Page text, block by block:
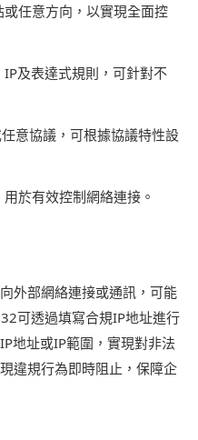
任意方向，以實現全面控
及表達式規則，可針對不
意協議，可根據協議特性設
於有效控制網絡連接。
外部網絡連接或通訊，可能
可透過填寫合規IP地址進行
地址或IP範圍，實現對非法
違規行為即時阻止，保障企